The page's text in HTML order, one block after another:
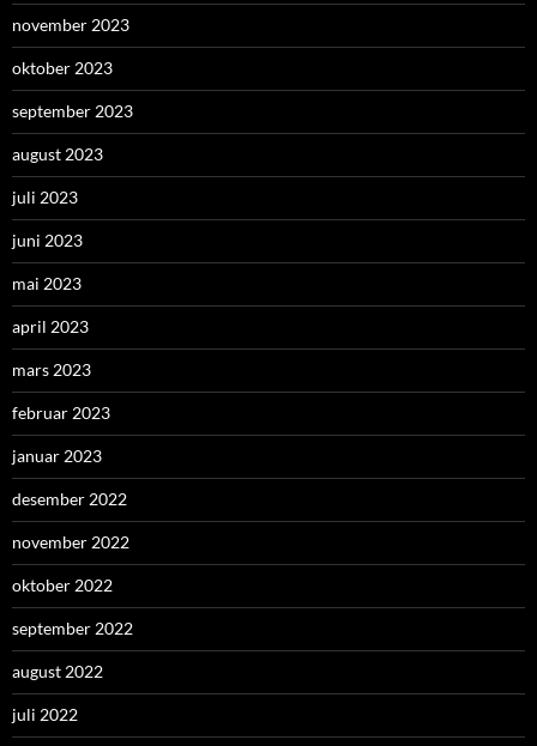
november 2023
oktober 2023
september 2023
august 2023
juli 2023
juni 2023
mai 2023
april 2023
mars 2023
februar 2023
januar 2023
desember 2022
november 2022
oktober 2022
september 2022
august 2022
juli 2022